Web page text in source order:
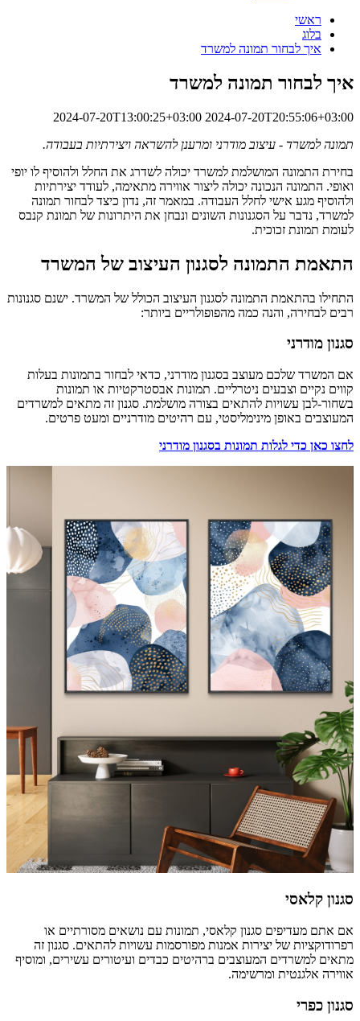
ראשי
בלוג
איך לבחור תמונה למשרד
איך לבחור תמונה למשרד
2024-07-20T13:00:25+03:00 2024-07-20T20:55:06+03:00
תמונה למשרד - עיצוב מודרני ומרענן להשראה ויצירתיות בעבודה.
בחירת התמונה המושלמת למשרד יכולה לשדרג את החלל ולהוסיף לו יופי
ואופי. התמונה הנכונה יכולה ליצור אווירה מתאימה, לעודד יצירתיות
ולהוסיף מגע אישי לחלל העבודה. במאמר זה, נדון כיצד לבחור תמונה
למשרד, נדבר על הסגנונות השונים ונבחן את היתרונות של תמונת קנבס
לעומת תמונת זכוכית.
התאמת התמונה לסגנון העיצוב של המשרד
התחילו בהתאמת התמונה לסגנון העיצוב הכולל של המשרד. ישנם סגנונות
רבים לבחירה, והנה כמה מהפופולריים ביותר:
סגנון מודרני
אם המשרד שלכם מעוצב בסגנון מודרני, כדאי לבחור בתמונות בעלות
קווים נקיים וצבעים ניטרליים. תמונות אבסטרקטיות או תמונות
בשחור-לבן עשויות להתאים בצורה מושלמת. סגנון זה מתאים למשרדים
המעוצבים באופן מינימליסטי, עם רהיטים מודרניים ומעט פרטים.
לחצו כאן כדי לגלות תמונות בסגנון מודרני
סגנון קלאסי
אם אתם מעדיפים סגנון קלאסי, תמונות עם נושאים מסורתיים או
רפרודוקציות של יצירות אמנות מפורסמות עשויות להתאים. סגנון זה
מתאים למשרדים המעוצבים ברהיטים כבדים ועיטורים עשירים, ומוסיף
אווירה אלגנטית ומרשימה.
סגנון כפרי